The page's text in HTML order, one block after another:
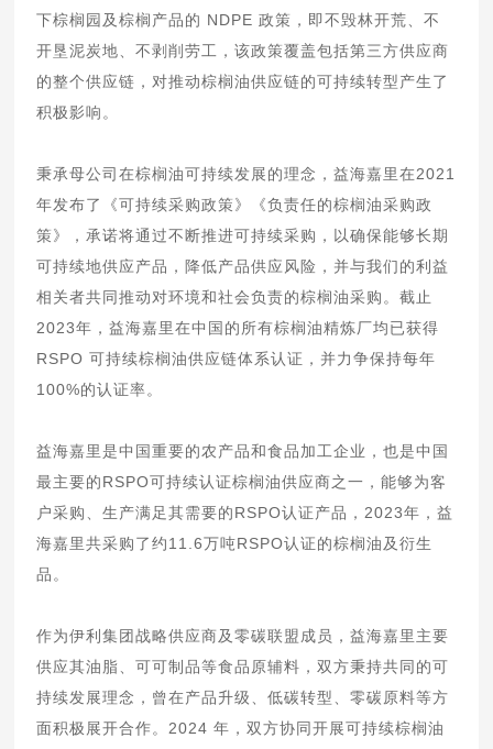
下棕榈园及棕榈产品的 NDPE 政策，即不毁林开荒、不
开垦泥炭地、不剥削劳工，该政策覆盖包括第三方供应商
的整个供应链，对推动棕榈油供应链的可持续转型产生了
积极影响。
秉承母公司在棕榈油可持续发展的理念，益海嘉里在2021
年发布了《可持续采购政策》《负责任的棕榈油采购政
策》，承诺将通过不断推进可持续采购，以确保能够长期
可持续地供应产品，降低产品供应风险，并与我们的利益
相关者共同推动对环境和社会负责的棕榈油采购。截止
2023年，益海嘉里在中国的所有棕榈油精炼厂均已获得
RSPO 可持续棕榈油供应链体系认证，并力争保持每年
100%的认证率。
益海嘉里是中国重要的农产品和食品加工企业，也是中国
最主要的RSPO可持续认证棕榈油供应商之一，能够为客
户采购、生产满足其需要的RSPO认证产品，2023年，益
海嘉里共采购了约11.6万吨RSPO认证的棕榈油及衍生
品。
作为伊利集团战略供应商及零碳联盟成员，益海嘉里主要
供应其油脂、可可制品等食品原辅料，双方秉持共同的可
持续发展理念，曾在产品升级、低碳转型、零碳原料等方
面积极展开合作。2024 年，双方协同开展可持续棕榈油